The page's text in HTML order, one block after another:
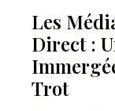
Les
Direct :
Trot